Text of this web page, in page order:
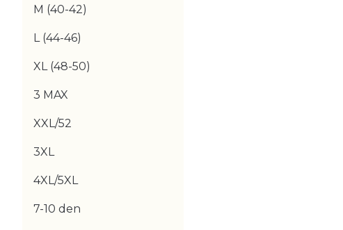
M (40-42)
L (44-46)
XL (48-50)
3 MAX
XXL/52
3XL
4XL/5XL
7-10 den